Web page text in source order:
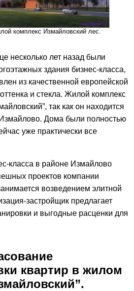
комплекс Измайловский лес.
несколько лет назад были
здания бизнес-класса,
из качественной европейской
и стекла. Жилой комплекс
так как он находится
Дома были полностью
уже практически все
класса в районе Измайлово
проектов компании
возведением элитной
застройщик предлагает
и выгодные расценки для
квартир в жилом